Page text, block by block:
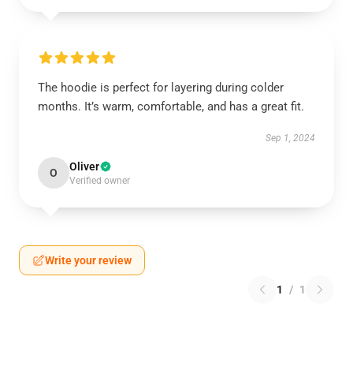
The hoodie is perfect for layering during colder
months. It’s warm, comfortable, and has a great fit.
Sep 1, 2024
O Oliver
Verified owner
Write your review
1 / 1